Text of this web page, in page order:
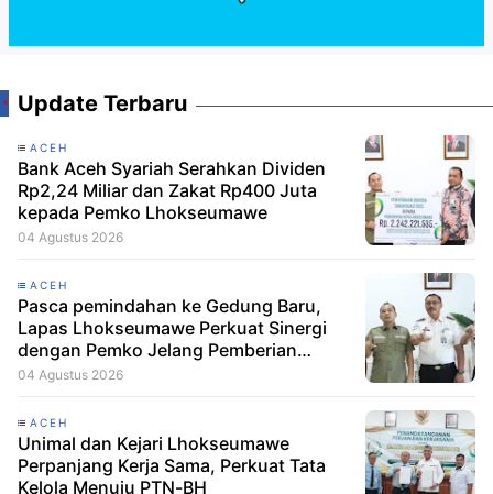
Update Terbaru
ACEH
Bank Aceh Syariah Serahkan Dividen
Rp2,24 Miliar dan Zakat Rp400 Juta
kepada Pemko Lhokseumawe
04 Agustus 2026
ACEH
Pasca pemindahan ke Gedung Baru,
Lapas Lhokseumawe Perkuat Sinergi
dengan Pemko Jelang Pemberian
Remisi HUT RI
04 Agustus 2026
ACEH
Unimal dan Kejari Lhokseumawe
Perpanjang Kerja Sama, Perkuat Tata
Kelola Menuju PTN-BH